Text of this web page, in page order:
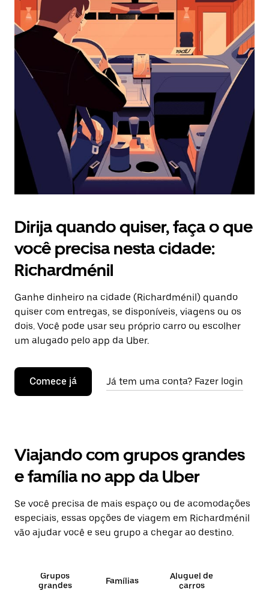
selecionar
uma
data.
Pressione
a
tecla
“ESC”
o
calendário.
Dirija quando quiser, faça o que
você precisa nesta cidade:
Richardménil
Ganhe dinheiro na cidade (Richardménil) quando
quiser com entregas, se disponíveis, viagens ou os
dois. Você pode usar seu próprio carro ou escolher
um alugado pelo app da Uber.
Comece já Já tem uma conta? Fazer login
Viajando com grupos grandes
e família no app da Uber
Se você precisa de mais espaço ou de acomodações
especiais, essas opções de viagem em Richardménil
vão ajudar você e seu grupo a chegar ao destino.
Grupos
grandes
Famílias
Aluguel de
carros